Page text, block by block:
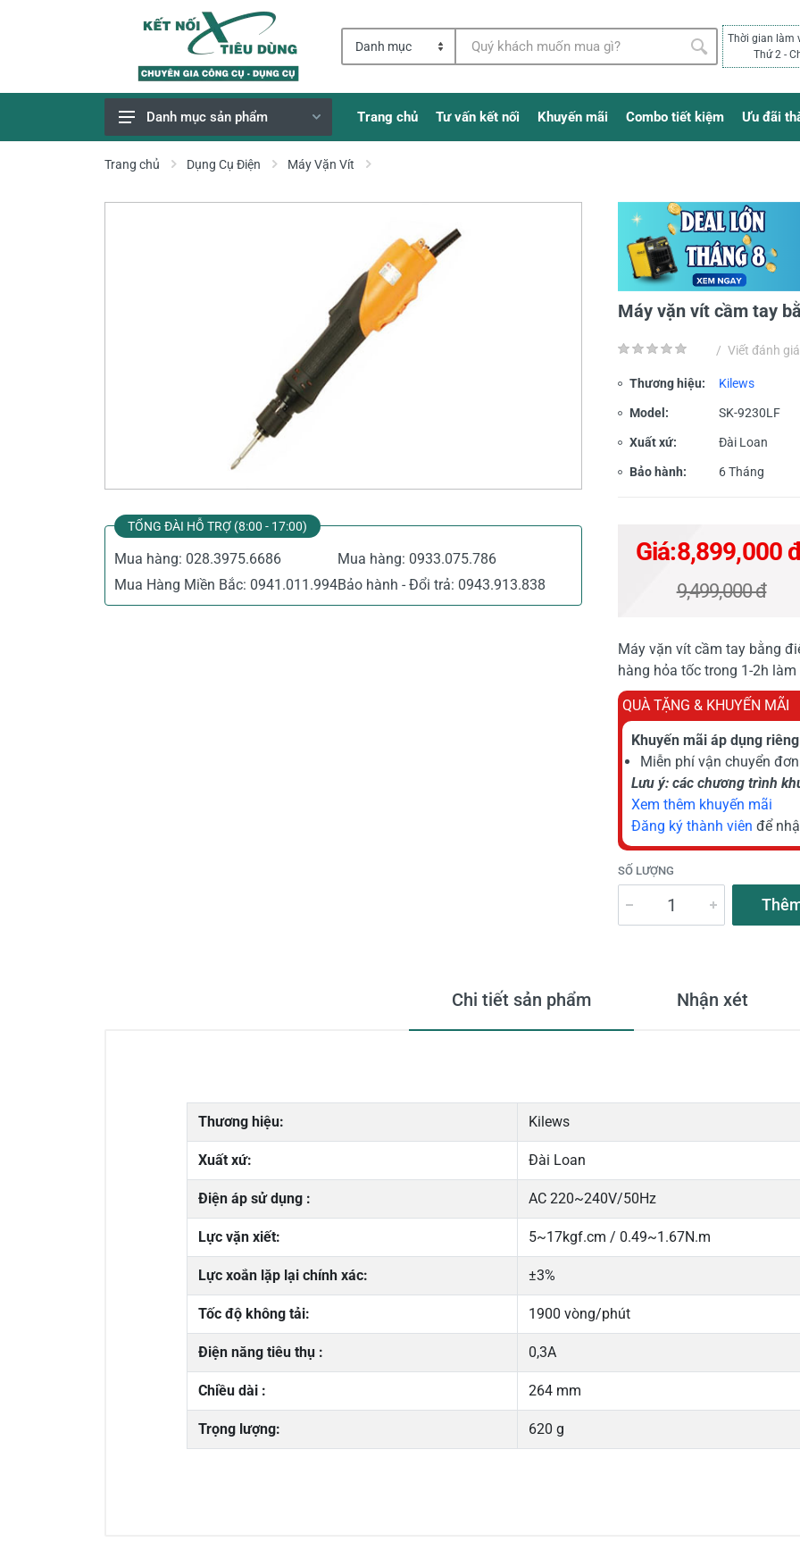
Thời gian làm
Thứ 2 -
Giao Hàng Miễn Phí
Danh mục sản phẩm Trang chủ Tư vấn kết nối Khuyến mãi Combo tiết kiệm Ưu đãi
Trang chủ Dụng Cụ Điện Máy Vặn Vít
TỔNG ĐÀI HỖ TRỢ (8:00 - 17:00)
Mua hàng: 028.3975.6686 Mua hàng: 0933.075.786
Mua Hàng Miền Bắc: 0941.011.994Bảo hành - Đổi trả: 0943.913.838
Máy vặn vít cầm tay
/ Viết đánh giá
Thương hiệu: Kilews
Model: SK-9230LF
Xuất xứ: Đài Loan
Bảo hành: 6 Tháng
Giá:8,899,000
9,499,000 đ
Máy vặn vít cầm tay bằng
hàng hỏa tốc trong 1-2h
QUÀ TẶNG & KHUYẾN MÃI
Khuyến mãi áp dụng
Miễn phí vận chuyển
Lưu ý: các chương trình
Xem thêm khuyến mãi
Đăng ký thành viên để
SỐ LƯỢNG
Chi tiết sản phẩm Nhận xét
Thương hiệu: Kilews
Xuất xứ: Đài Loan
Điện áp sử dụng : AC 220~240V/50Hz
Lực vặn xiết: 5~17kgf.cm / 0.49~1.67N.m
Lực xoắn lặp lại chính xác: ±3%
Tốc độ không tải: 1900 vòng/phút
Điện năng tiêu thụ : 0,3A
Chiều dài : 264 mm
Trọng lượng: 620 g